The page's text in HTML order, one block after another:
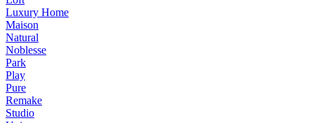
Luxury Home
Maison
Natural
Noblesse
Park
Play
Pure
Remake
Studio